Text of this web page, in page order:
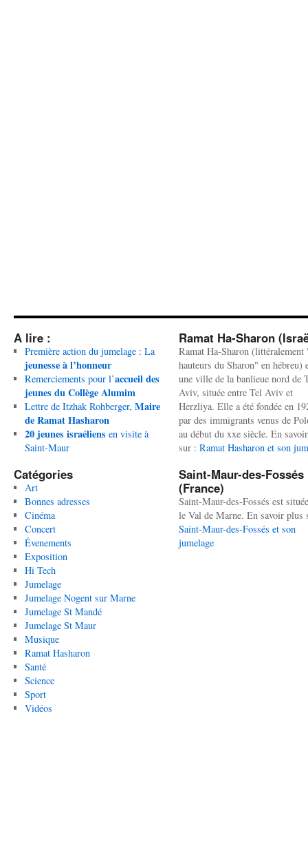
A lire :
Première action du jumelage : La
jeunesse à l’honneur
Remerciements pour l’accueil des
jeunes du Collège Alumim
Lettre de Itzhak Rohberger, Maire
de Ramat Hasharon
20 jeunes israéliens en visite à
Saint-Maur
Catégories
Art
Bonnes adresses
Cinéma
Concert
Évenements
Exposition
Hi Tech
Jumelage
Jumelage Nogent sur Marne
Jumelage St Mandé
Jumelage St Maur
Musique
Ramat Hasharon
Santé
Science
Sport
Vidéos
Ramat Ha-Sharon
Ramat Ha-Sharon (littéralement
hauteurs du Sharon" en hébreu)
une ville de la banlieue nord de
Aviv, située entre Tel Aviv et
Herzliya. Elle a été fondée en
par des immigrants venus de
au début du xxe siècle. En
sur : Ramat Hasharon et son
Saint-Maur-des-Fossés
(France)
Saint-Maur-des-Fossés est
le Val de Marne. En savoir plus
Saint-Maur-des-Fossés et son
jumelage